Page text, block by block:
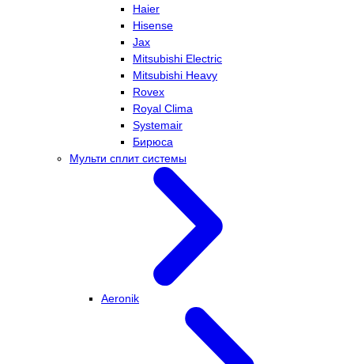
Haier
Hisense
Jax
Mitsubishi Electric
Mitsubishi Heavy
Rovex
Royal Clima
Systemair
Бирюса
Мульти сплит системы
Aeronik